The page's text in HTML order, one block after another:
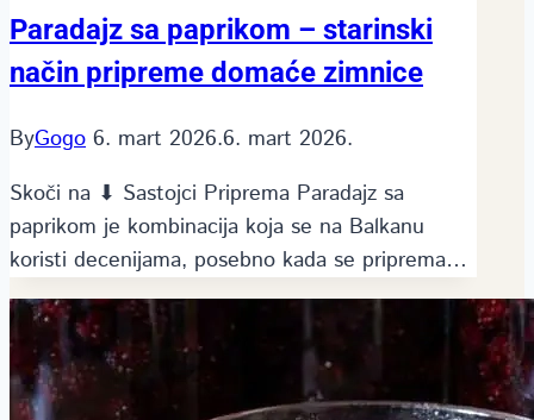
Paradajz sa paprikom – starinski
način pripreme domaće zimnice
ByGogo 6. mart 2026.6. mart 2026.
Skoči na ⬇ Sastojci Priprema Paradajz sa
paprikom je kombinacija koja se na Balkanu
koristi decenijama, posebno kada se priprema…